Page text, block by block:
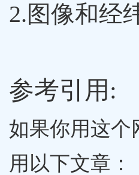
2.图像和经
参考引用:
如果你用这个
用以下文章：